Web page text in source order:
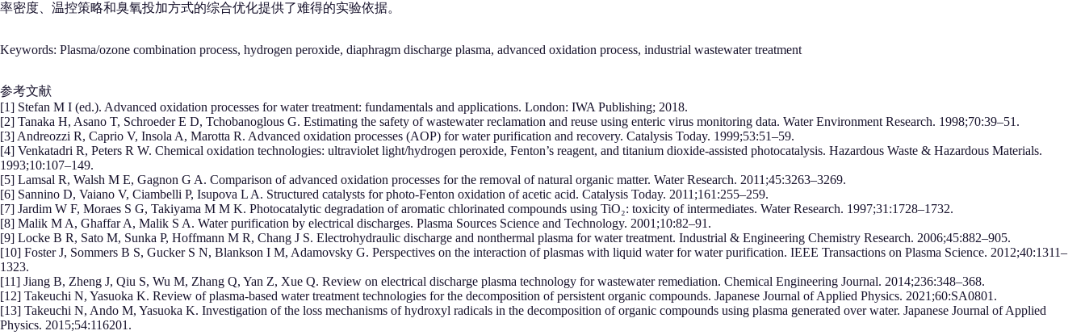
率密度、温控策略和臭氧投加方式的综合优化提供了难得的实验依据。
Keywords: Plasma/ozone combination process, hydrogen peroxide, diaphragm discharge plasma, advanced oxidation process, industrial wastewater treatment
参考文献
[1] Stefan M I (ed.). Advanced oxidation processes for water treatment: fundamentals and applications. London: IWA Publishing; 2018.
[2] Tanaka H, Asano T, Schroeder E D, Tchobanoglous G. Estimating the safety of wastewater reclamation and reuse using enteric virus monitoring data. Water Environment Research. 1998;70:39–51.
[3] Andreozzi R, Caprio V, Insola A, Marotta R. Advanced oxidation processes (AOP) for water purification and recovery. Catalysis Today. 1999;53:51–59.
[4] Venkatadri R, Peters R W. Chemical oxidation technologies: ultraviolet light/hydrogen peroxide, Fenton’s reagent, and titanium dioxide-assisted photocatalysis. Hazardous Waste & Hazardous Materials.
1993;10:107–149.
[5] Lamsal R, Walsh M E, Gagnon G A. Comparison of advanced oxidation processes for the removal of natural organic matter. Water Research. 2011;45:3263–3269.
[6] Sannino D, Vaiano V, Ciambelli P, Isupova L A. Structured catalysts for photo-Fenton oxidation of acetic acid. Catalysis Today. 2011;161:255–259.
[7] Jardim W F, Moraes S G, Takiyama M M K. Photocatalytic degradation of aromatic chlorinated compounds using TiO₂: toxicity of intermediates. Water Research. 1997;31:1728–1732.
[8] Malik M A, Ghaffar A, Malik S A. Water purification by electrical discharges. Plasma Sources Science and Technology. 2001;10:82–91.
[9] Locke B R, Sato M, Sunka P, Hoffmann M R, Chang J S. Electrohydraulic discharge and nonthermal plasma for water treatment. Industrial & Engineering Chemistry Research. 2006;45:882–905.
[10] Foster J, Sommers B S, Gucker S N, Blankson I M, Adamovsky G. Perspectives on the interaction of plasmas with liquid water for water purification. IEEE Transactions on Plasma Science. 2012;40:1311–
1323.
[11] Jiang B, Zheng J, Qiu S, Wu M, Zhang Q, Yan Z, Xue Q. Review on electrical discharge plasma technology for wastewater remediation. Chemical Engineering Journal. 2014;236:348–368.
[12] Takeuchi N, Yasuoka K. Review of plasma-based water treatment technologies for the decomposition of persistent organic compounds. Japanese Journal of Applied Physics. 2021;60:SA0801.
[13] Takeuchi N, Ando M, Yasuoka K. Investigation of the loss mechanisms of hydroxyl radicals in the decomposition of organic compounds using plasma generated over water. Japanese Journal of Applied
Physics. 2015;54:116201.